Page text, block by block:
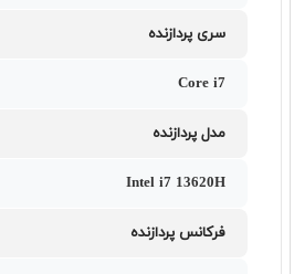
سری پردازنده
Core i7
مدل پردازنده
Intel i7 13620H
فرکانس پردازنده